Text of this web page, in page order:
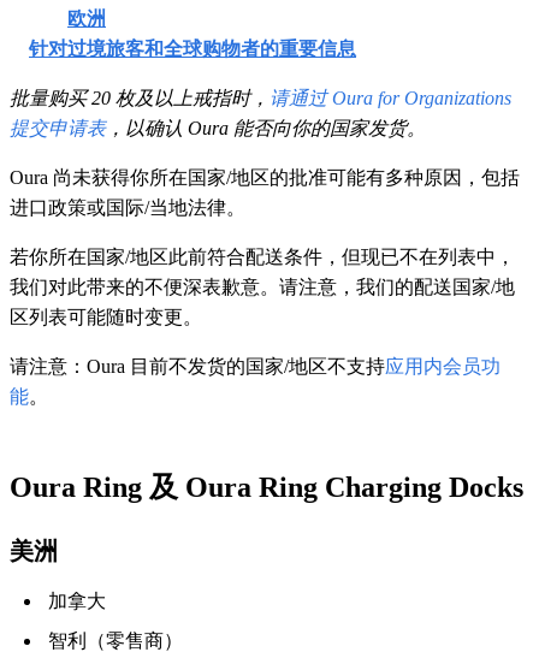
欧洲
针对过境旅客和全球购物者的重要信息
批量购买 20 枚及以上戒指时， 请通过 Oura for Organizations
提交申请表，以确认 Oura 能否向你的国家发货。
Oura 尚未获得你所在国家/地区的批准可能有多种原因，包括
进口政策或国际/当地法律。
若你所在国家/地区此前符合配送条件，但现已不在列表中，
我们对此带来的不便深表歉意。请注意，我们的配送国家/地
区列表可能随时变更。
请注意：Oura 目前不发货的国家/地区不支持应用内会员功
能。
Oura Ring 及 Oura Ring Charging Docks
美洲
加拿大
智利（零售商）